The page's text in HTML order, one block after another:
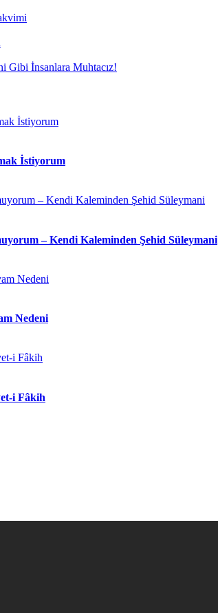
Gibi İnsanlara Muhtacız!
İstiyorum
– Kendi Kaleminden Şehid Süleymani
Nedeni
i Fâkih